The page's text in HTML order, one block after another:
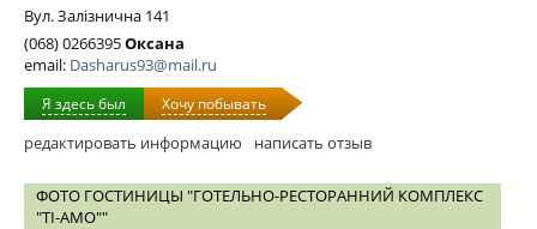
Вул. Залізнична 141
(068) 0266395Оксана
email: Dasharus93@mail.ru
Я здесь был Хочу побывать
редактировать информацию написать отзыв
ФОТО ГОСТИНИЦЫ "ГОТЕЛЬНО-РЕСТОРАННИЙ КОМПЛЕКС
"TI-AMO""